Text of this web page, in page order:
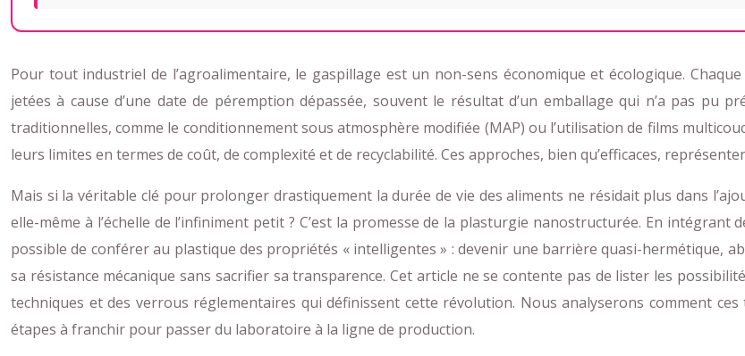
Pour tout industriel de l’agroalimentaire, le gaspillage est un non-sens économique et écologique.
jetées à cause d’une date de péremption dépassée, souvent le résultat d’un emballage qui n’a pas pu
traditionnelles, comme le conditionnement sous atmosphère modifiée (MAP) ou l’utilisation de films
leurs limites en termes de coût, de complexité et de recyclabilité. Ces approches, bien qu’efficaces,
Mais si la véritable clé pour prolonger drastiquement la durée de vie des aliments ne résidait plus dans
elle-même à l’échelle de l’infiniment petit ? C’est la promesse de la plasturgie nanostructurée. En
possible de conférer au plastique des propriétés « intelligentes » : devenir une barrière quasi-hermétique,
sa résistance mécanique sans sacrifier sa transparence. Cet article ne se contente pas de lister les
techniques et des verrous réglementaires qui définissent cette révolution. Nous analyserons comment
étapes à franchir pour passer du laboratoire à la ligne de production.